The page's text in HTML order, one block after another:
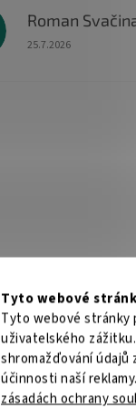
Tyto webové
Tyto webové stránky
uživatelského
shromažďování údajů
účinnosti naší
zásadách ochrany
Roman
Hodnocení obchodu
25.7.2026